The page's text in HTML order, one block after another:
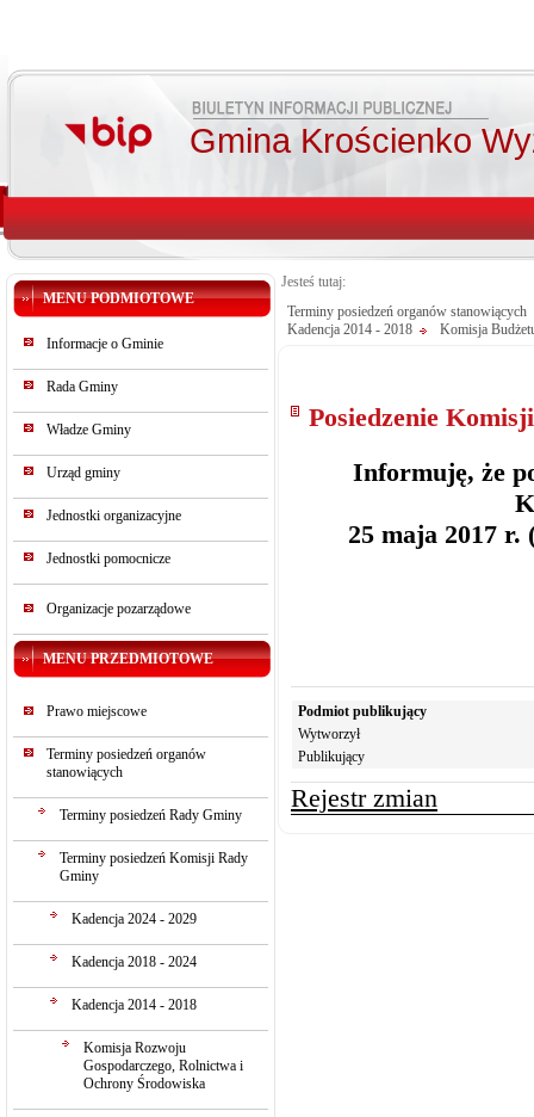
Gmina Krościenko
MENU PODMIOTOWE
Informacje o Gminie
Rada Gminy
Władze Gminy
Urząd gminy
Jednostki organizacyjne
Jednostki pomocnicze
Organizacje pozarządowe
MENU PRZEDMIOTOWE
Prawo miejscowe
Terminy posiedzeń organów
stanowiących
Terminy posiedzeń Rady Gminy
Terminy posiedzeń Komisji Rady
Gminy
Kadencja 2024 - 2029
Kadencja 2018 - 2024
Kadencja 2014 - 2018
Komisja Rozwoju
Gospodarczego, Rolnictwa i
Ochrony Środowiska
Jesteś tutaj:
Terminy posiedzeń organów stanowiących
Kadencja 2014 - 2018
Komisja
Posiedzenie
Informuję, że
25 maja 2017
Podmiot publikujący
Wytworzył
Publikujący
Rejestr zmian